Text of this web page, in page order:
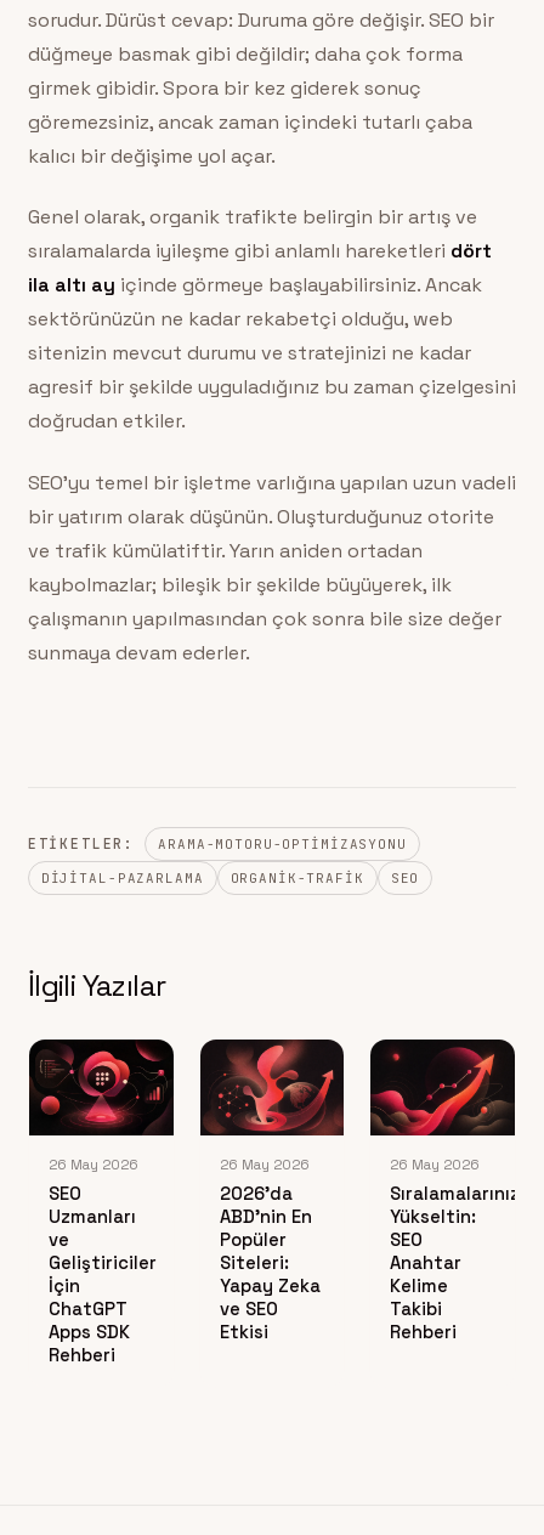
sorudur. Dürüst cevap: Duruma göre değişir. SEO bir
düğmeye basmak gibi değildir; daha çok forma
girmek gibidir. Spora bir kez giderek sonuç
göremezsiniz, ancak zaman içindeki tutarlı çaba
kalıcı bir değişime yol açar.
Genel olarak, organik trafikte belirgin bir artış ve
sıralamalarda iyileşme gibi anlamlı hareketleri dört
ila altı ay içinde görmeye başlayabilirsiniz. Ancak
sektörünüzün ne kadar rekabetçi olduğu, web
sitenizin mevcut durumu ve stratejinizi ne kadar
agresif bir şekilde uyguladığınız bu zaman çizelgesini
doğrudan etkiler.
SEO’yu temel bir işletme varlığına yapılan uzun vadeli
bir yatırım olarak düşünün. Oluşturduğunuz otorite
ve trafik kümülatiftir. Yarın aniden ortadan
kaybolmazlar; bileşik bir şekilde büyüyerek, ilk
çalışmanın yapılmasından çok sonra bile size değer
sunmaya devam ederler.
ETIKETLER:
ARAMA-MOTORU-OPTIMIZASYONU
DIJITAL-PAZARLAMA
ORGANIK-TRAFIK SEO
İlgili Yazılar
26 May 2026
SEO
Uzmanları
ve
Geliştiriciler
İçin
ChatGPT
Apps SDK
Rehberi
26 May 2026
2026’da
ABD’nin En
Popüler
Siteleri:
Yapay Zeka
ve SEO
Etkisi
26 May 2026
Sıralamalarınızı
Yükseltin:
SEO
Anahtar
Kelime
Takibi
Rehberi